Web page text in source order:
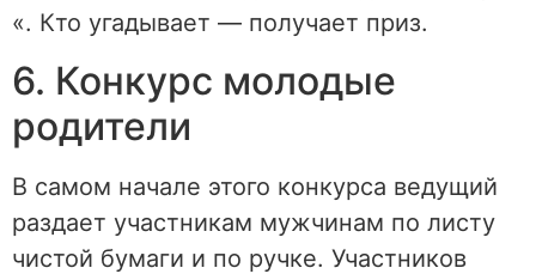
«. Кто угадывает — получает приз.
6. Конкурс молодые
родители
В самом начале этого конкурса ведущий
раздает участникам мужчинам по листу
чистой бумаги и по ручке. Участников